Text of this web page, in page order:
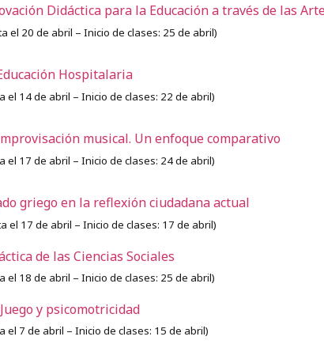
Didáctica para la Educación a través de las
el 20 de abril – Inicio de clases: 25 de abril)
Hospitalaria
el 14 de abril – Inicio de clases: 22 de abril)
musical. Un enfoque comparativo
el 17 de abril – Inicio de clases: 24 de abril)
griego en la reflexión ciudadana actual
el 17 de abril – Inicio de clases: 17 de abril)
de las Ciencias Sociales
el 18 de abril – Inicio de clases: 25 de abril)
y psicomotricidad
el 7 de abril – Inicio de clases: 15 de abril)